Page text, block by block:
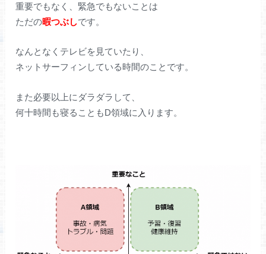
重要でもなく、緊急でもないことは
ただの暇つぶしです。
なんとなくテレビを見ていたり、
ネットサーフィンしている時間のことです。
また必要以上にダラダラして、
何十時間も寝ることもD領域に入ります。